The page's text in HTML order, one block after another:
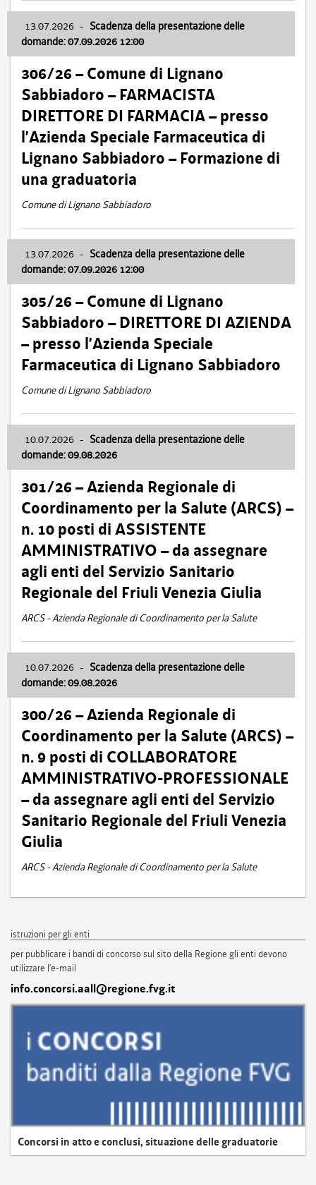
13.07.2026 - Scadenza della presentazione delle
domande: 07.09.2026 12:00
306/26 – Comune di Lignano
Sabbiadoro – FARMACISTA
DIRETTORE DI FARMACIA – presso
l’Azienda Speciale Farmaceutica di
Lignano Sabbiadoro – Formazione di
una graduatoria
Comune di Lignano Sabbiadoro
13.07.2026 - Scadenza della presentazione delle
domande: 07.09.2026 12:00
305/26 – Comune di Lignano
Sabbiadoro – DIRETTORE DI AZIENDA
– presso l’Azienda Speciale
Farmaceutica di Lignano Sabbiadoro
Comune di Lignano Sabbiadoro
10.07.2026 - Scadenza della presentazione delle
domande: 09.08.2026
301/26 – Azienda Regionale di
Coordinamento per la Salute (ARCS) –
n. 10 posti di ASSISTENTE
AMMINISTRATIVO – da assegnare
agli enti del Servizio Sanitario
Regionale del Friuli Venezia Giulia
ARCS - Azienda Regionale di Coordinamento per la Salute
10.07.2026 - Scadenza della presentazione delle
domande: 09.08.2026
300/26 – Azienda Regionale di
Coordinamento per la Salute (ARCS) –
n. 9 posti di COLLABORATORE
AMMINISTRATIVO-PROFESSIONALE
– da assegnare agli enti del Servizio
Sanitario Regionale del Friuli Venezia
Giulia
ARCS - Azienda Regionale di Coordinamento per la Salute
istruzioni per gli enti
per pubblicare i bandi di concorso sul sito della Regione gli enti devono
utilizzare l'e-mail
info.concorsi.aall@regione.fvg.it
Concorsi in atto e conclusi, situazione delle graduatorie